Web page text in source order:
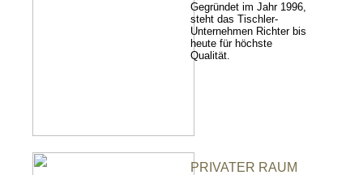
Gegründet im Jahr 1996,
steht das Tischler-
Unternehmen Richter bis
heute für höchste
Qualität.
PRIVATER RAUM